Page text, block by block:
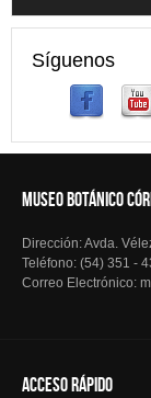
Síguenos
MUSEO BOTÁNICO
Dirección: Avda.
Teléfono: (54) 351 -
Correo Electrónico:
Acceso Rápido